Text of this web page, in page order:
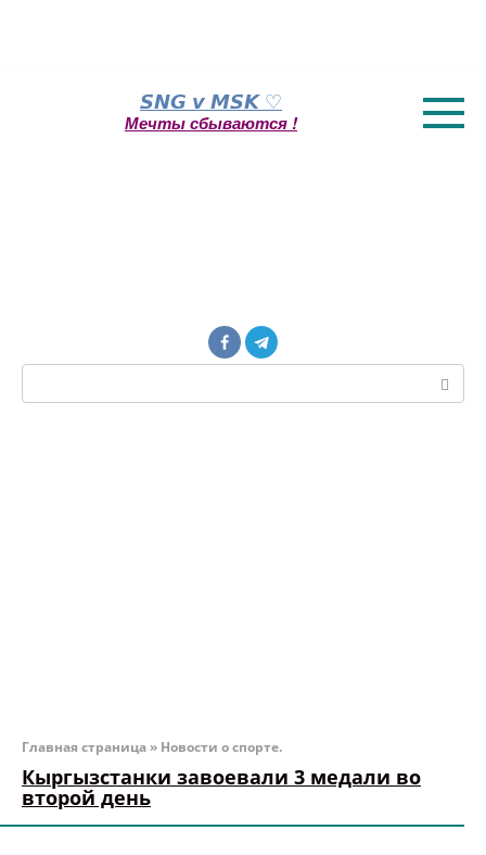
𝙎𝙉𝙂 𝙫 𝙈𝙎𝙆 ♡
Мечты сбываются !
Поиск:
Главная страница » Новости о спорте.
Кыргызстанки завоевали 3 медали во
второй день